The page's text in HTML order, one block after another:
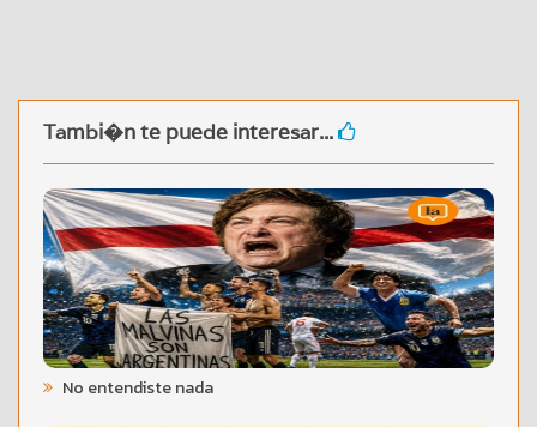
Tambi�n te puede interesar...
No entendiste nada